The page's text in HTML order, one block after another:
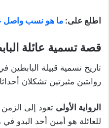
اطلع على: ما هو نسب واصل
قصة تسمية عائلة
تاريخ تسمية قبيلة
روايتين مثيرتين تشكلان
الرواية الأولى تعود إلى الزمن
للعائلة هو أمين أحد البدو